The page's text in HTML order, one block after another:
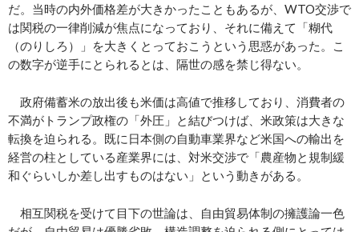
だ。当時の内外価格差が大きかったこともあるが、WTO交渉で
は関税の一律削減が焦点になっており、それに備えて「糊代
（のりしろ）」を大きくとっておこうという思惑があった。こ
の数字が逆手にとられるとは、隔世の感を禁じ得ない。
政府備蓄米の放出後も米価は高値で推移しており、消費者の
不満がトランプ政権の「外圧」と結びつけば、米政策は大きな
転換を迫られる。既に日本側の自動車業界など米国への輸出を
経営の柱としている産業界には、対米交渉で「農産物と規制緩
和ぐらいしか差し出すものはない」という動きがある。
相互関税を受けて目下の世論は、自由貿易体制の擁護論一色